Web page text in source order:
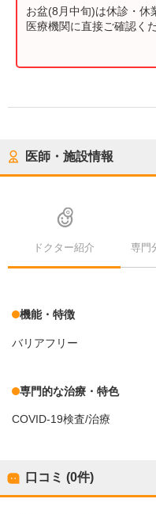
お盆(8月中旬)は休診・休
医療機関に直接ご確認く
医師・施設情報
ドクター紹介 専門
機能・特徴
バリアフリー
専門的な治療・特色
COVID-19検査/治療
口コミ (0件)